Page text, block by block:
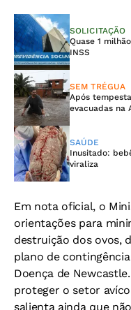
SOLICITAÇÃO
Quase 1
INSS
SEM TRÉGUA
Após
evacuadas na
SAÚDE
Inusitado:
viraliza
Em nota oficial, o
orientações para
destruição dos ovos,
plano de
Doença de
proteger o setor
salienta ainda que